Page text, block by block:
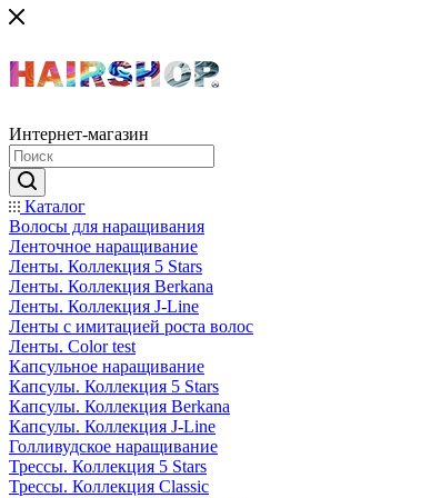
Интернет-магазин
Каталог
Волосы для наращивания
Ленточное наращивание
Ленты. Коллекция 5 Stars
Ленты. Коллекция Berkana
Ленты. Коллекция J-Line
Ленты с имитацией роста волос
Ленты. Color test
Капсульное наращивание
Капсулы. Коллекция 5 Stars
Капсулы. Коллекция Berkana
Капсулы. Коллекция J-Line
Голливудское наращивание
Трессы. Коллекция 5 Stars
Трессы. Коллекция Classic